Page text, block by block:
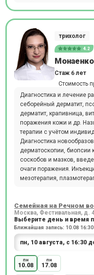
трихолог
4.2
Стаж 6 лет
Стоимость
Диагностика и лечение
себорейный дерматит,
дерматит, крапивница,
поражения кожи и др.
терапии с учётом
Диагностика
дерматоскопии, биопсии
соскобов и мазков,
очаги поражения.
мезотерапия,
Семейная на Речном
Москва, Фестивальная, д.
Выберите день и время
Ближайшая запись: 10.08 16:30
пн
10.08
пн
17.08